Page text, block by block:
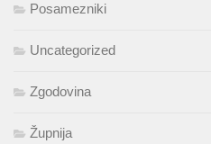
Posamezniki
Uncategorized
Zgodovina
Župnija